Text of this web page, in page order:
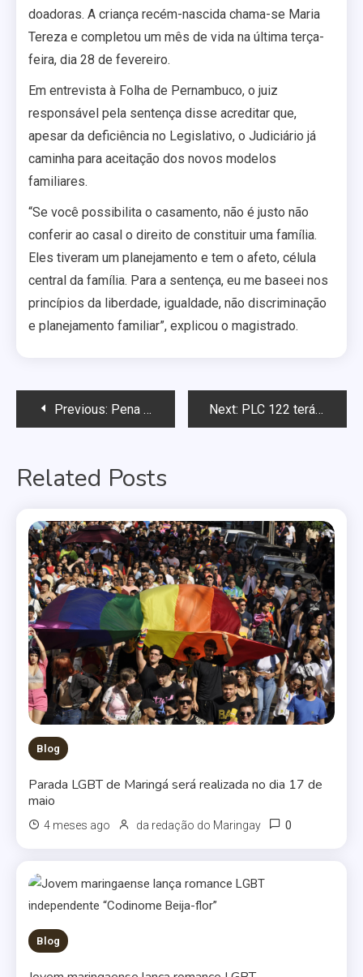
doadoras. A criança recém-nascida chama-se Maria
Tereza e completou um mês de vida na última terça-
feira, dia 28 de fevereiro.
Em entrevista à Folha de Pernambuco, o juiz
responsável pela sentença disse acreditar que,
apesar da deficiência no Legislativo, o Judiciário já
caminha para aceitação dos novos modelos
familiares.
“Se você possibilita o casamento, não é justo não
conferir ao casal o direito de constituir uma família.
Eles tiveram um planejamento e tem o afeto, célula
central da família. Para a sentença, eu me baseei nos
princípios da liberdade, igualdade, não discriminação
e planejamento familiar”, explicou o magistrado.
Navegação
Post
Previous: Pena para assassinos de gays pode crescer no Código Penal Next: PLC 122 terá audiência pública em maio no Senado
Related Posts
Blog
Parada LGBT de Maringá será realizada no dia 17 de
maio
4 meses ago da redação do Maringay 0
Blog